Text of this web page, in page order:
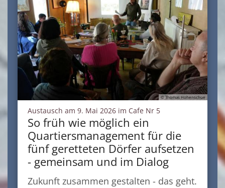
© Thomas Hohenschue
Austausch am 9. Mai 2026 im Cafe Nr 5:
So früh wie möglich ein
Quartiersmanagement für die
fünf geretteten Dörfer aufsetzen
- gemeinsam und im Dialog
Zukunft zusammen gestalten - das geht.